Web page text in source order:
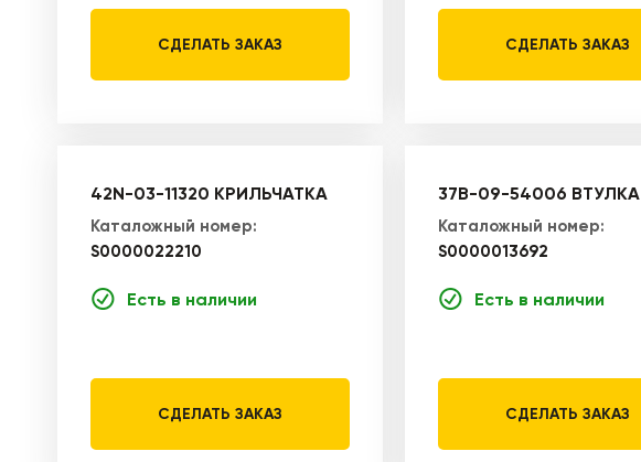
СДЕЛАТЬ ЗАКАЗ СДЕЛАТЬ ЗАКАЗ
42N-03-11320 КРИЛЬЧАТКА
Каталожный номер:
S0000022210
Есть в наличии
СДЕЛАТЬ ЗАКАЗ
37B-09-54006 ВТУЛКА
Каталожный номер:
S0000013692
Есть в наличии
СДЕЛАТЬ ЗАКАЗ